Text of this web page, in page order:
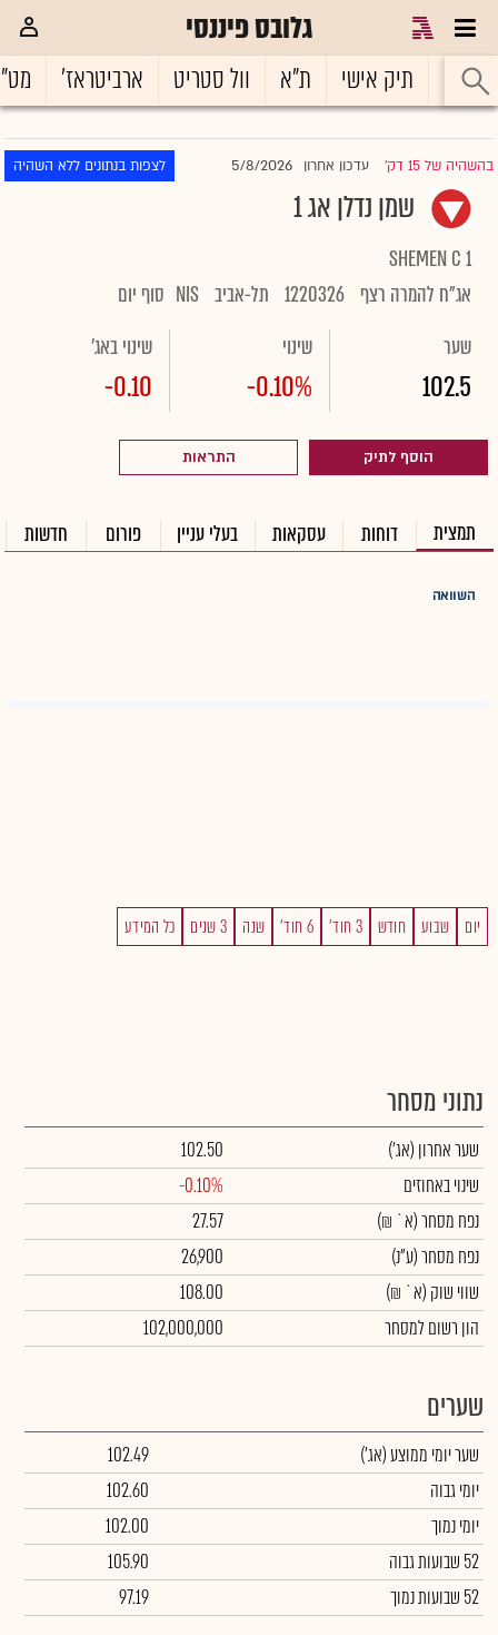
גלובס פיננסי
ראשי תיק אישי ת"א וול סטריט ארביטראז'
בהשהיה של 15 דק' |עדכון אחרון 5/8/2026 לצפות בנתונים ללא השהיה
שמן נדלן אג 1
SHEMEN C 1
אג"ח להמרה רצף 1220326 תל-אביב NIS סוף יום
שער
102.5
שינוי
-0.10%
שינוי באג'
-0.10
הוסף לתיק התראות
תמצית דוחות עסקאות בעלי עניין פורום חדשות
השוואה
יום שבוע חודש 3 חוד' 6 חוד' שנה 3 שנים כל המידע
נתוני מסחר
שער אחרון (אג')
102.50
שינוי באחוזים
-0.10%
נפח מסחר(א` ₪)
27.57
נפח מסחר(ע"נ)
26,900
שווי שוק (א` ₪)
108.00
הון רשום למסחר
102,000,000
שערים
שער יומי ממוצע(אג')
102.49
יומי גבוה
102.60
יומי נמוך
102.00
52 שבועות גבוה
105.90
52 שבועות נמוך
97.19